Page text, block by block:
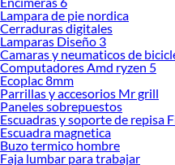
Lampara de pie nordica
Cerraduras digitales
Lamparas Diseño 3
Camaras y neumaticos de
Computadores Amd ryzen 5
Ecoplac 8mm
Parrillas y accesorios Mr grill
Paneles sobrepuestos
Escuadras y soporte de repisa
Escuadra magnetica
Buzo termico hombre
Faja lumbar para trabajar